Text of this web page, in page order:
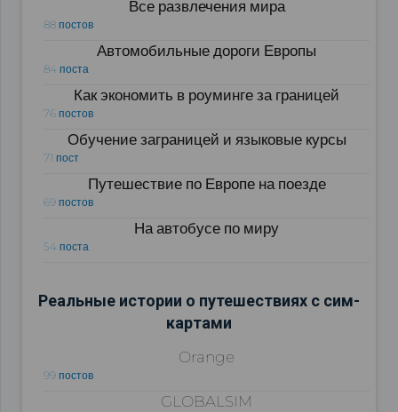
Все развлечения мира
88 постов
Автомобильные дороги Европы
84 поста
Как экономить в роуминге за границей
76 постов
Обучение заграницей и языковые курсы
71 пост
Путешествие по Европе на поезде
69 постов
На автобусе по миру
54 поста
Реальные истории о путешествиях с сим-
картами
Orange
99 постов
GLOBALSIM